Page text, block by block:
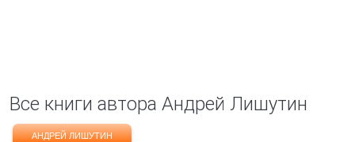
Все книги автора Андрей Лишутин
АНДРЕЙ ЛИШУТИН